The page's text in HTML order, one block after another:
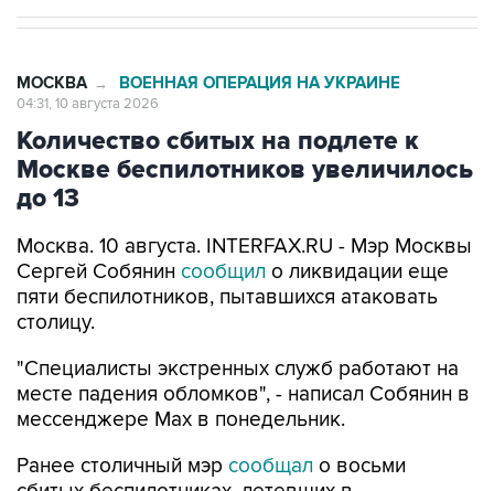
МОСКВА → ВОЕННАЯ ОПЕРАЦИЯ НА УКРАИНЕ
04:31, 10 августа 2026
Количество сбитых на подлете к
Москве беспилотников увеличилось
до 13
Москва. 10 августа. INTERFAX.RU - Мэр Москвы
Сергей Собянин сообщил о ликвидации еще
пяти беспилотников, пытавшихся атаковать
столицу.
"Специалисты экстренных служб работают на
месте падения обломков", - написал Собянин в
мессенджере Max в понедельник.
Ранее столичный мэр сообщал о восьми